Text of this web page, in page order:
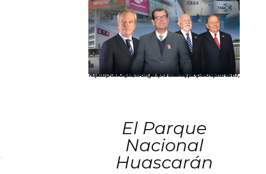
Los principales grupos empresariales del país mantienen una fuerte presencia en Áncash mediante inversiones en comercio, educación, salud e industria pesquera.
El Parque
Nacional
Huascarán